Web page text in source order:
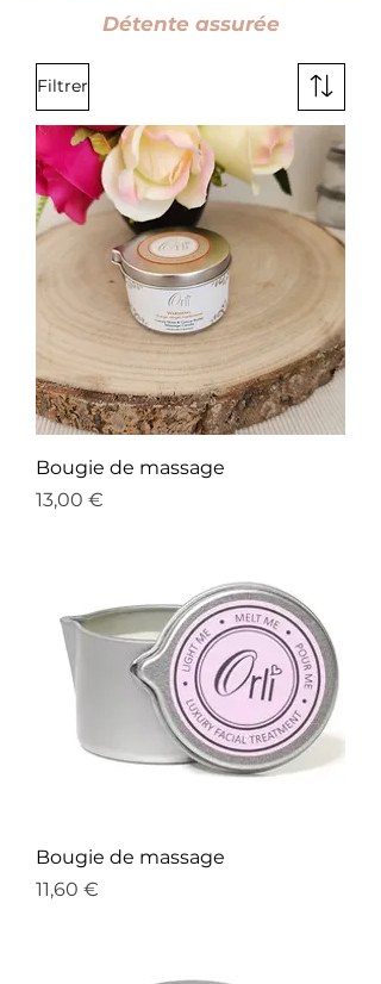
Détente assurée
Filtrer
Bougie de massage
Prix
13,00 €
Bougie de massage
Prix
11,60 €